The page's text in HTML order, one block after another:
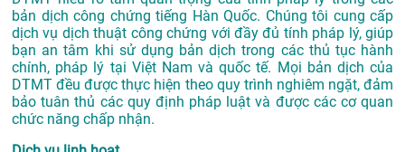
bản dịch công chứng tiếng Hàn Quốc. Chúng tôi cung cấp
dịch vụ dịch thuật công chứng với đầy đủ tính pháp lý, giúp
bạn an tâm khi sử dụng bản dịch trong các thủ tục hành
chính, pháp lý tại Việt Nam và quốc tế. Mọi bản dịch của
DTMT đều được thực hiện theo quy trình nghiêm ngặt, đảm
bảo tuân thủ các quy định pháp luật và được các cơ quan
chức năng chấp nhận.